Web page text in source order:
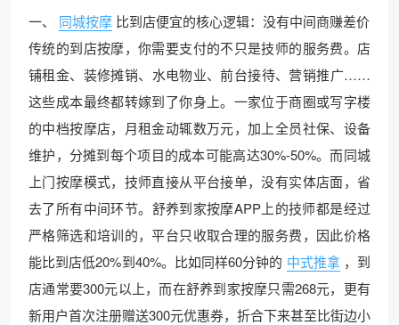
一、 同城按摩 比到店便宜的核心逻辑：没有中间商赚差价
传统的到店按摩，你需要支付的不只是技师的服务费。店
铺租金、装修摊销、水电物业、前台接待、营销推广……
这些成本最终都转嫁到了你身上。一家位于商圈或写字楼
的中档按摩店，月租金动辄数万元，加上全员社保、设备
维护，分摊到每个项目的成本可能高达30%-50%。而同城
上门按摩模式，技师直接从平台接单，没有实体店面，省
去了所有中间环节。舒养到家按摩APP上的技师都是经过
严格筛选和培训的，平台只收取合理的服务费，因此价格
能比到店低20%到40%。比如同样60分钟的 中式推拿 ，到
店通常要300元以上，而在舒养到家按摩只需268元，更有
新用户首次注册赠送300元优惠券，折合下来甚至比街边小